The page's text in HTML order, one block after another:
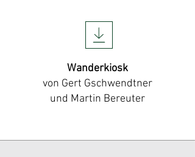
Wanderkiosk
von Gert Gschwendtner
und Martin Bereuter